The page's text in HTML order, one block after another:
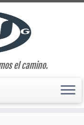
el camino.